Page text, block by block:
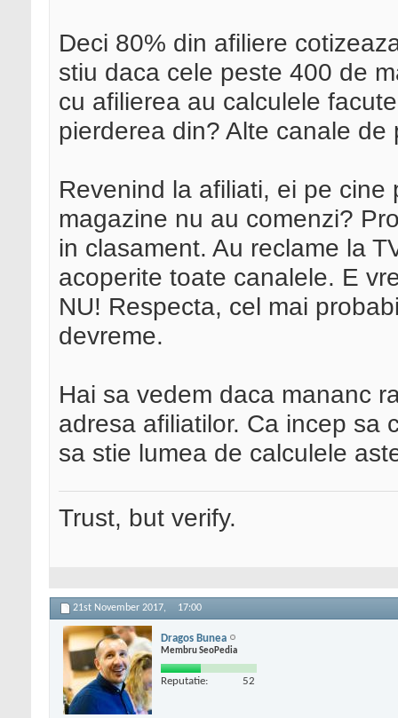
Deci 80% din afiliere
stiu daca cele peste 400 de
cu afilierea au calculele
pierderea din? Alte canale de
Revenind la afiliati, ei pe
magazine nu au comenzi?
in clasament. Au reclame la
acoperite toate canalele. E
NU! Respecta, cel mai
devreme.
Hai sa vedem daca mananc
adresa afiliatilor. Ca incep sa
sa stie lumea de calculele
Trust, but verify.
21st November 2017, 17:00
Dragos Bunea
Membru SeoPedia
Reputatie: 52